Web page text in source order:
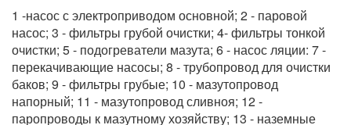
1 -насос с электроприводом основной; 2 - паровой
насос; 3 - фильтры грубой очистки; 4- фильтры тонкой
очистки; 5 - подогреватели мазута; 6 - насос ляции: 7 -
перекачивающие насосы; 8 - трубопровод для очистки
баков; 9 - фильтры грубые; 10 - мазутопровод
напорный; 11 - мазутопровод сливноя; 12 -
паропроводы к мазутному хозяйству; 13 - наземные